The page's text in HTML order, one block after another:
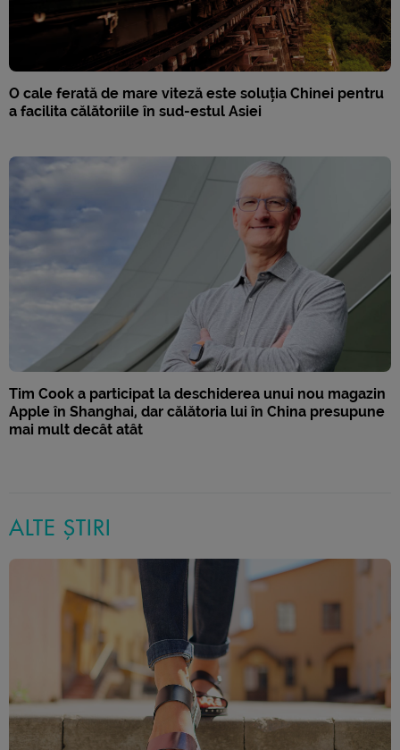
O cale ferată de mare viteză este soluția Chinei pentru
a facilita călătoriile în sud-estul Asiei
Tim Cook a participat la deschiderea unui nou magazin
Apple în Shanghai, dar călătoria lui în China presupune
mai mult decât atât
ALTE ȘTIRI